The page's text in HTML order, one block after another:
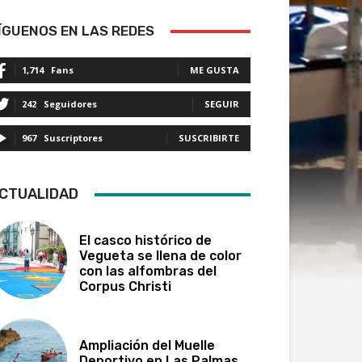
EN LAS REDES
1,714 Fans ME GUSTA
242 Seguidores SEGUIR
967 Suscriptores SUSCRIBIRTE
El casco histórico de
Vegueta se llena de color
con las alfombras del
Corpus Christi
Ampliación del Muelle